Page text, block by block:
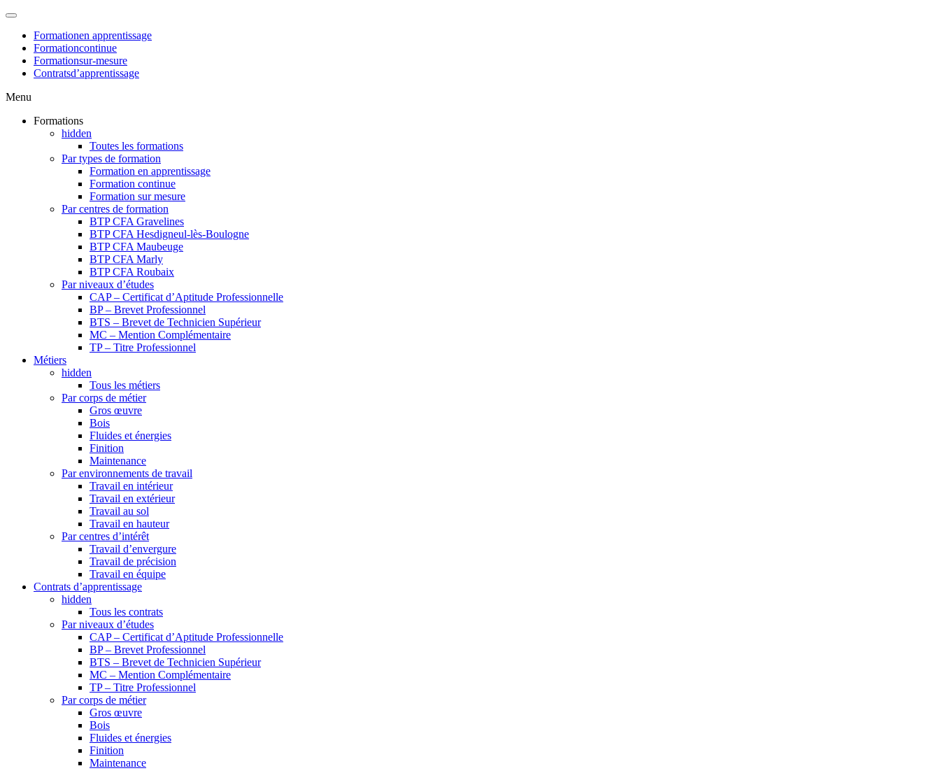
Formationen apprentissage
Formationcontinue
Formationsur-mesure
Contratsd’apprentissage
Menu
Formations
hidden
Toutes les formations
Par types de formation
Formation en apprentissage
Formation continue
Formation sur mesure
Par centres de formation
BTP CFA Gravelines
BTP CFA Hesdigneul-lès-Boulogne
BTP CFA Maubeuge
BTP CFA Marly
BTP CFA Roubaix
Par niveaux d’études
CAP – Certificat d’Aptitude Professionnelle
BP – Brevet Professionnel
BTS – Brevet de Technicien Supérieur
MC – Mention Complémentaire
TP – Titre Professionnel
Métiers
hidden
Tous les métiers
Par corps de métier
Gros œuvre
Bois
Fluides et énergies
Finition
Maintenance
Par environnements de travail
Travail en intérieur
Travail en extérieur
Travail au sol
Travail en hauteur
Par centres d’intérêt
Travail d’envergure
Travail de précision
Travail en équipe
Contrats d’apprentissage
hidden
Tous les contrats
Par niveaux d’études
CAP – Certificat d’Aptitude Professionnelle
BP – Brevet Professionnel
BTS – Brevet de Technicien Supérieur
MC – Mention Complémentaire
TP – Titre Professionnel
Par corps de métier
Gros œuvre
Bois
Fluides et énergies
Finition
Maintenance